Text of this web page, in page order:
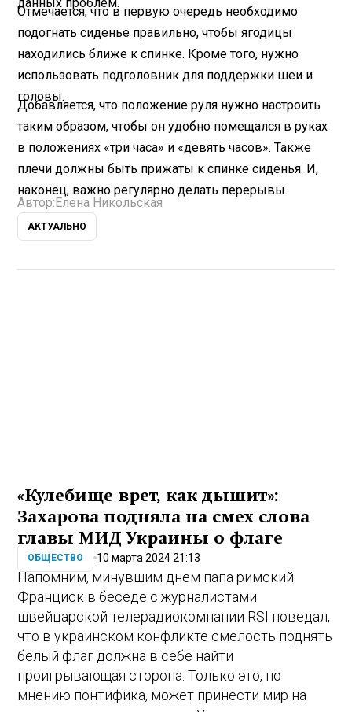
Отмечается, что в первую очередь необходимо
подогнать сиденье правильно, чтобы ягодицы
находились ближе к спинке. Кроме того, нужно
использовать подголовник для поддержки шеи и
головы.
Добавляется, что положение руля нужно настроить
таким образом, чтобы он удобно помещался в руках
в положениях «три часа» и «девять часов». Также
плечи должны быть прижаты к спинке сиденья. И,
наконец, важно регулярно делать перерывы.
Автор: Елена Никольская
АКТУАЛЬНО
«Кулебище врет, как дышит»:
Захарова подняла на смех слова
главы МИД Украины о флаге
ОБЩЕСТВО 10 марта 2024 21:13
Напомним, минувшим днем папа римский
Франциск в беседе с журналистами
швейцарской телерадиокомпании RSI поведал,
что в украинском конфликте смелость поднять
белый флаг должна в себе найти
проигрывающая сторона. Только это, по
мнению понтифика, может принести мир на